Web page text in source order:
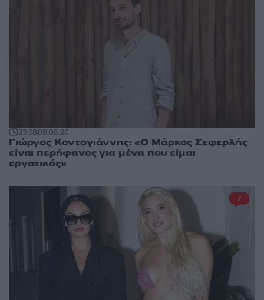
23:5809.08.26
Γιώργος Κοντογιάννης: «Ο Μάρκος Σεφερλής
είναι περήφανος για μένα που είμαι
εργατικός»
7